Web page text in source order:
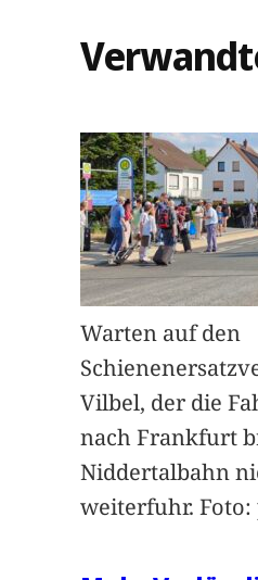
Warten auf den
Vilbel, der die
nach Frankfurt
Niddertalbahn
weiterfuhr. Foto: